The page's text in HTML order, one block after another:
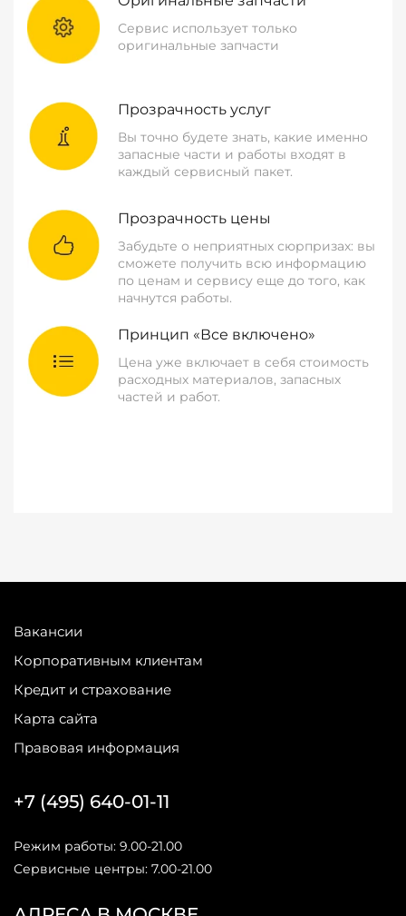
Сервис использует только
оригинальные запчасти
Прозрачность услуг
Вы точно будете знать, какие именно
запасные части и работы входят в
каждый сервисный пакет.
Прозрачность цены
Забудьте о неприятных сюрпризах: вы
сможете получить всю информацию
по ценам и сервису еще до того, как
начнутся работы.
Принцип «Все включено»
Цена уже включает в себя стоимость
расходных материалов, запасных
частей и работ.
Вакансии
Корпоративным клиентам
Кредит и страхование
Карта сайта
Правовая информация
+7 (495) 640-01-11
Режим работы: 9.00-21.00
Сервисные центры: 7.00-21.00